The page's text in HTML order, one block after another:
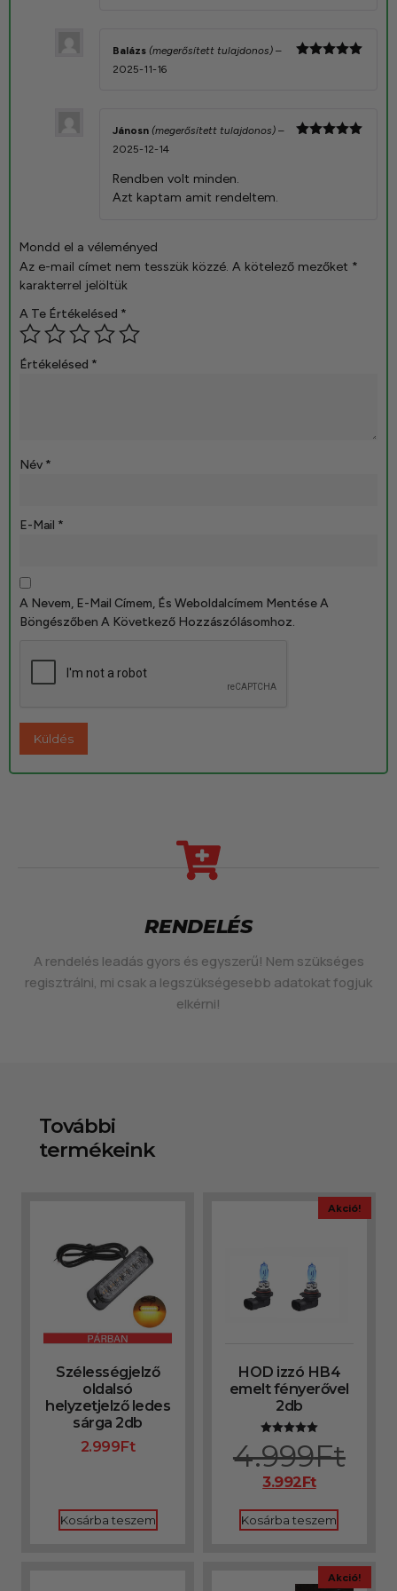
Balázs (megerősített tulajdonos) –
2025-11-16
Jánosn (megerősített tulajdonos) –
2025-12-14
Rendben volt minden.
Azt kaptam amit rendeltem.
Mondd el a véleményed
Az e-mail címet nem tesszük közzé. A kötelező mezőket *
karakterrel jelöltük
A Te Értékelésed *
Értékelésed *
Név *
E-Mail *
A Nevem, E-Mail Címem, És Weboldalcímem Mentése A
Böngészőben A Következő Hozzászólásomhoz.
RENDELÉS
A rendelés leadás gyors és egyszerű! Nem szükséges
regisztrálni, mi csak a legszükségesebb adatokat fogjuk
elkérni!
További
termékeink
Szélességjelző
oldalsó
helyzetjelző ledes
sárga 2db
2.999Ft
Kosárba teszem
Akció!
HOD izzó HB4
emelt fényerővel
2db
Értékelés:
5.00
/ 5
4.999Ft
3.992Ft
Kosárba teszem
Akció!